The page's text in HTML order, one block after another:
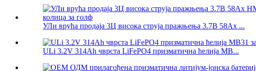
УЛи врућа продаја 3Ц висока струја пражњења 3.7В 58Ах ...
ULi 3.2V 314Ah чврста LiFePO4 призматична ћелија MB...